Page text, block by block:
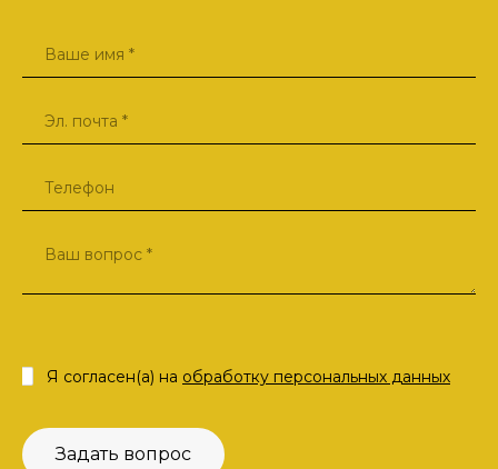
Задать вопрос
Я согласен(а) на обработку персональных данных